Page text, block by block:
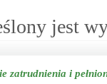
jest
zatrudnienia i